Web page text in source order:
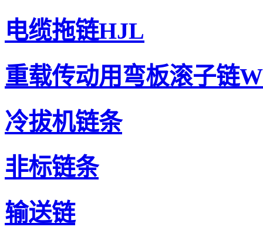
电缆拖链HJL
重载传动用弯板滚子链
冷拔机链条
非标链条
输送链